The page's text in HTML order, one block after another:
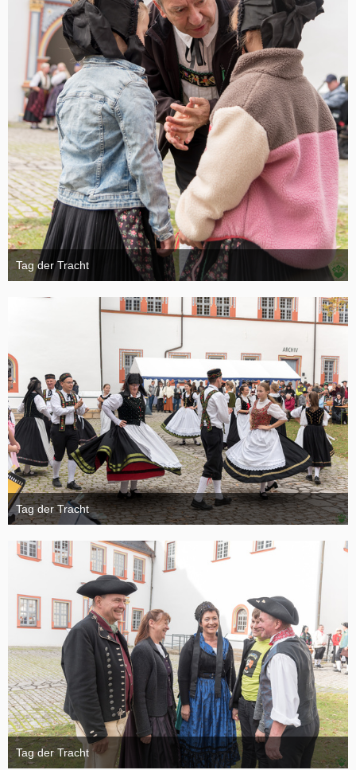
Tag der Tracht
6. November 2024
Tag der Tracht
6. November 2024
Tag der Tracht
6. November 2024